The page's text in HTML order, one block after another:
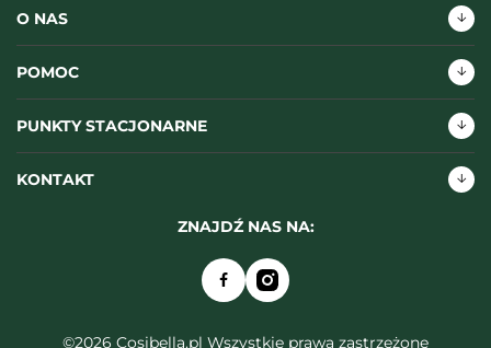
O NAS
POMOC
PUNKTY STACJONARNE
KONTAKT
ZNAJDŹ NAS NA:
©2026 Cosibella.pl Wszystkie prawa zastrzeżone